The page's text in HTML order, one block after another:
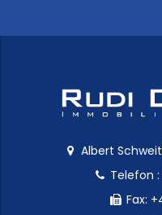
Albert
Telefon :
Fax: